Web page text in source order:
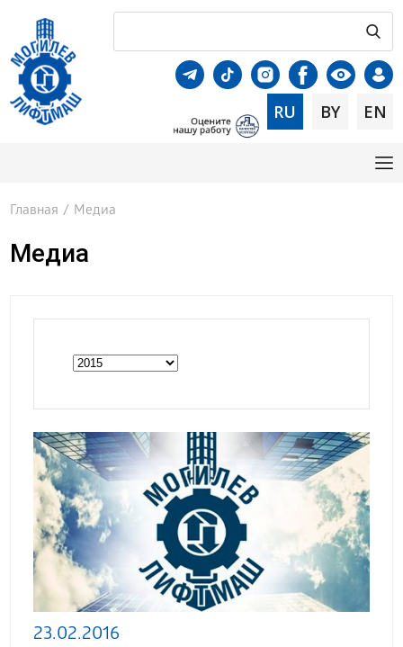
RU BY EN
Главная / Медиа
Медиа
23.02.2016